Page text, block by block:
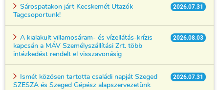
2026.07.31
Sárospatakon járt Kecskemét Utazók
Tagcsoportunk!
2026.08.03
A kialakult villamosáram- és vízellátás-krízis
kapcsán a MÁV Személyszállítási Zrt. több
intézkedést rendelt el visszavonásig
2026.07.31
Ismét közösen tartotta családi napját Szeged
SZESZA és Szeged Gépész alapszervezetünk